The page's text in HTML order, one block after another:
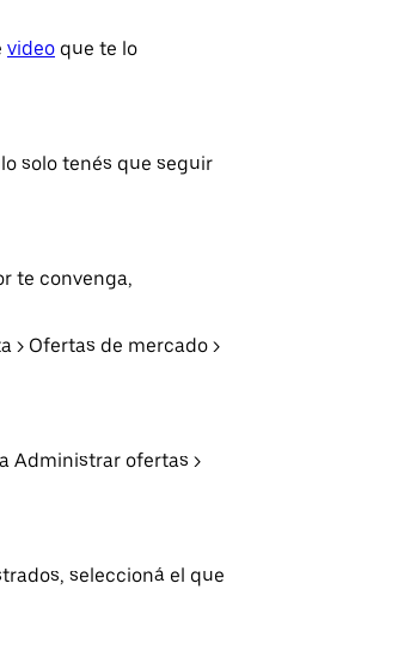
video que te lo
solo tenés que seguir
te convenga,
> Ofertas de mercado >
Administrar ofertas >
seleccioná el que